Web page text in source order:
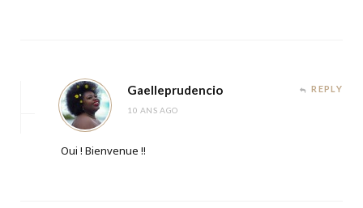
Gaelleprudencio
10 ANS AGO
REPLY
Oui ! Bienvenue !!